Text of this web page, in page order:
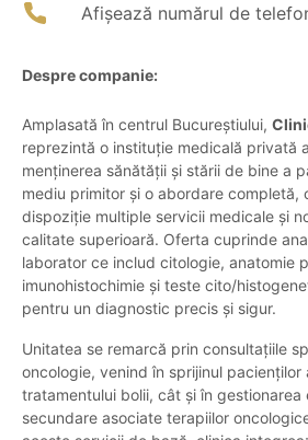
Afișează numărul de
Despre companie:
Amplasată în centrul Bucureștiului,
reprezintă o instituție medicală privată
menținerea sănătății și stării de bine a
mediu primitor și o abordare completă,
dispoziție multiple servicii medicale și
calitate superioară. Oferta cuprinde
laborator ce includ citologie, anatomie
imunohistochimie și teste cito/
pentru un diagnostic precis și sigur.
Unitatea se remarcă prin consultațiile
oncologie, venind în sprijinul
tratamentului bolii, cât și în gestionarea
secundare asociate terapiilor